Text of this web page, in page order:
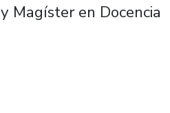
Magíster en Docencia